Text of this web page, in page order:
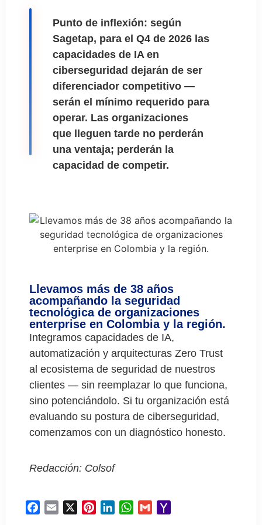
Punto de inflexión: según
Sagetap, para el Q4 de 2026 las
capacidades de IA en
ciberseguridad dejarán de ser
diferenciador competitivo —
serán el mínimo requerido para
operar. Las organizaciones
que lleguen tarde no perderán
una ventaja; perderán la
capacidad de competir.
Llevamos más de 38 años
acompañando la seguridad
tecnológica de organizaciones
enterprise en Colombia y la región.
Integramos capacidades de IA,
automatización y arquitecturas Zero Trust
al ecosistema de seguridad de nuestros
clientes — sin reemplazar lo que funciona,
sino potenciándolo. Si tu organización está
evaluando su postura de ciberseguridad,
comenzamos con un diagnóstico honesto.
Redacción: Colsof
Facebook
Email PinterestLinkedInWhatsApp
Gmail